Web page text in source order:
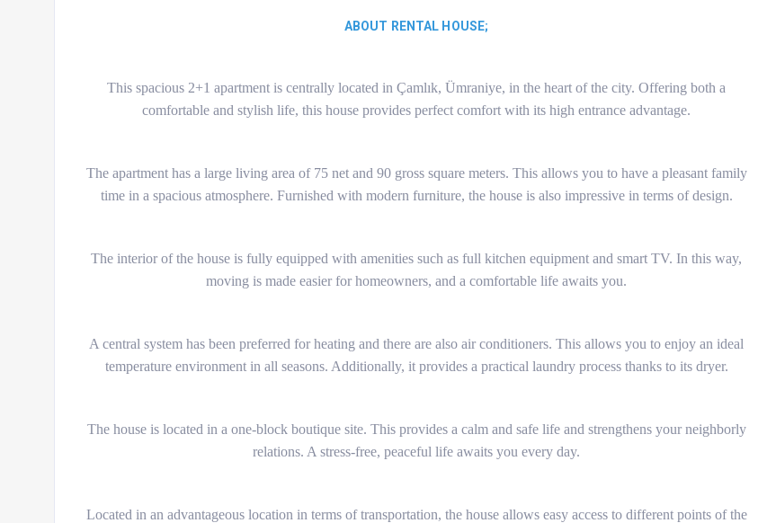
ABOUT RENTAL HOUSE;
This spacious 2+1 apartment is centrally located in Çamlık, Ümraniye, in the heart of the city. Offering both a
comfortable and stylish life, this house provides perfect comfort with its high entrance advantage.
The apartment has a large living area of 75 net and 90 gross square meters. This allows you to have a pleasant family
time in a spacious atmosphere. Furnished with modern furniture, the house is also impressive in terms of design.
The interior of the house is fully equipped with amenities such as full kitchen equipment and smart TV. In this way,
moving is made easier for homeowners, and a comfortable life awaits you.
A central system has been preferred for heating and there are also air conditioners. This allows you to enjoy an ideal
temperature environment in all seasons. Additionally, it provides a practical laundry process thanks to its dryer.
The house is located in a one-block boutique site. This provides a calm and safe life and strengthens your neighborly
relations. A stress-free, peaceful life awaits you every day.
Located in an advantageous location in terms of transportation, the house allows easy access to different points of the